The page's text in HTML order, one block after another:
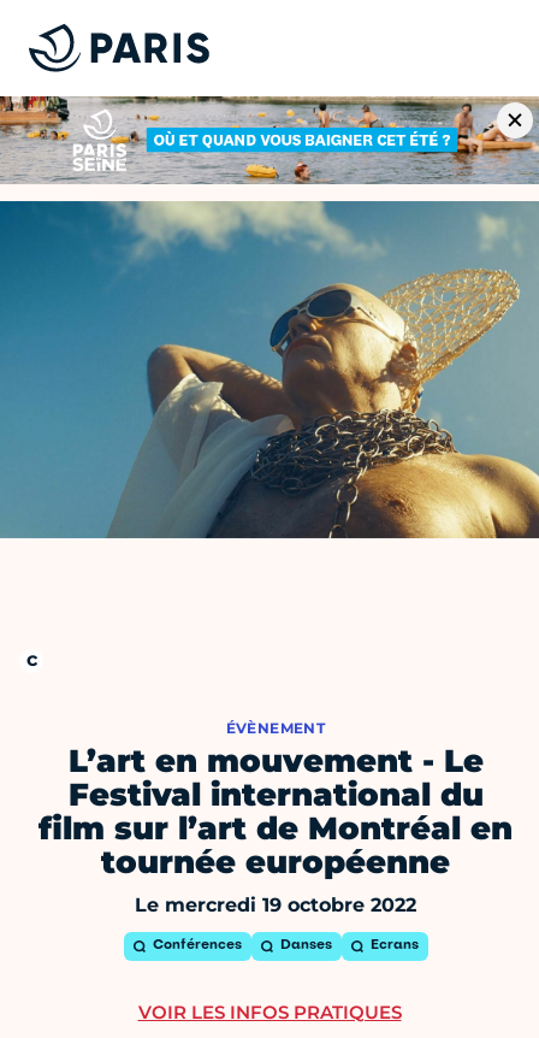
ÉVÈNEMENT
L’art en mouvement - Le
Festival international du
film sur l’art de Montréal en
tournée européenne
Le mercredi 19 octobre 2022
Conférences Danses Ecrans
VOIR LES INFOS PRATIQUES